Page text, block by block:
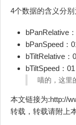
4个数据的含义分别
bPanRelative
bPanSpeed：
bTiltRelative：
bTiltSpeed：01
喵的，这里
本文链接为:http://
转载，转载请附上